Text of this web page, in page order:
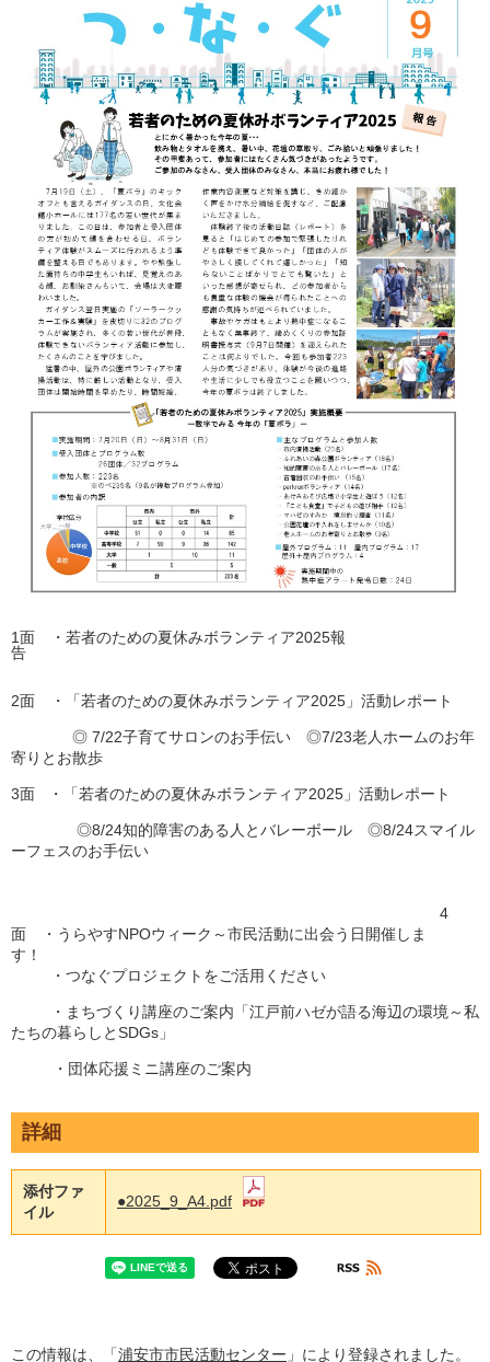
1面 ・若者のための夏休みボランティア2025報
告
2面 ・「若者のための夏休みボランティア2025」活動レポート
◎ 7/22子育てサロンのお手伝い ◎7/23老人ホームのお年
寄りとお散歩
3面 ・「若者のための夏休みボランティア2025」活動レポート
◎8/24知的障害のある人とバレーボール ◎8/24スマイル
ーフェスのお手伝い
4
面 ・うらやすNPOウィーク～市民活動に出会う日開催しま
す！
・つなぐプロジェクトをご活用ください
・まちづくり講座のご案内「江戸前ハゼが語る海辺の環境～私
たちの暮らしとSDGs」
・団体応援ミニ講座のご案内
詳細
添付ファ
イル
●2025_9_A4.pdf
この情報は、「浦安市市民活動センター 」により登録されました。